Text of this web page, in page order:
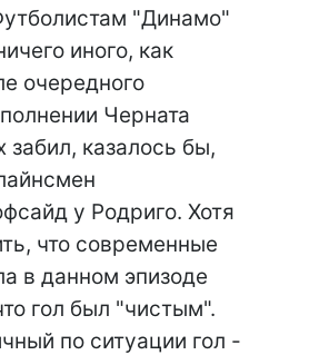
"Динамо"
иного, как
очередного
Черната
казалось бы,
у Родриго. Хотя
что современные
в данном эпизоде
гол был "чистым".
по ситуации гол -